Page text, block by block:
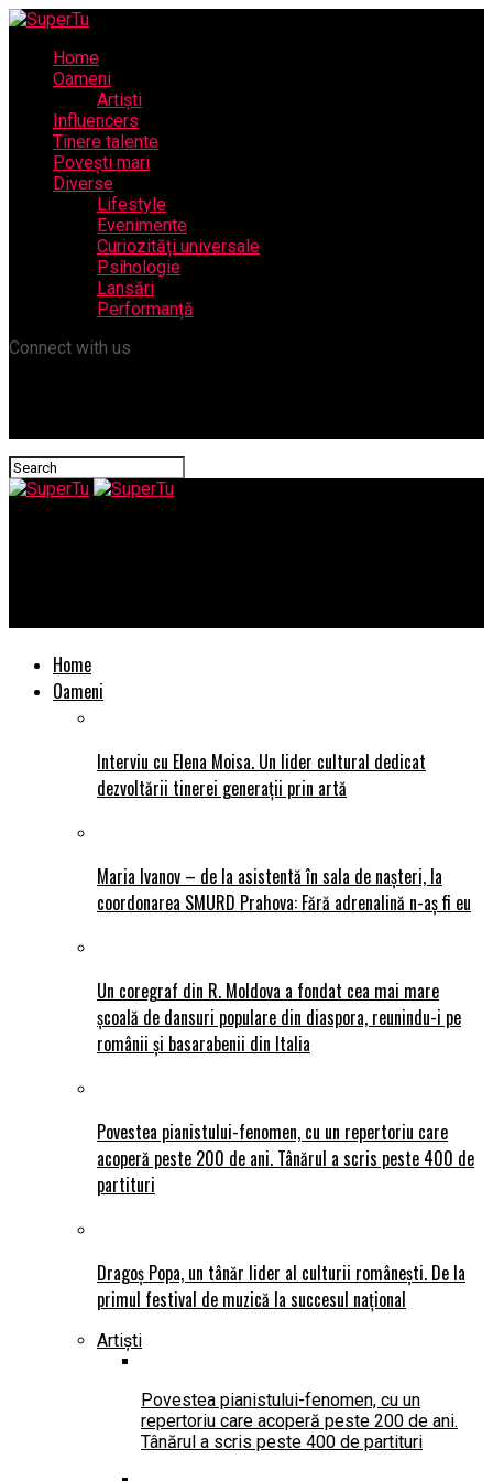
Home
Oameni
Artiști
Influencers
Tinere talente
Povești mari
Diverse
Lifestyle
Evenimente
Curiozități universale
Psihologie
Lansări
Performanță
Connect with us
Home
Oameni
Interviu cu Elena Moisa. Un lider cultural dedicat
dezvoltării tinerei generații prin artă
Maria Ivanov – de la asistentă în sala de nașteri, la
coordonarea SMURD Prahova: Fără adrenalină n-aș fi eu
Un coregraf din R. Moldova a fondat cea mai mare
școală de dansuri populare din diaspora, reunindu-i pe
românii și basarabenii din Italia
Povestea pianistului-fenomen, cu un repertoriu care
acoperă peste 200 de ani. Tânărul a scris peste 400 de
partituri
Dragoș Popa, un tânăr lider al culturii românești. De la
primul festival de muzică la succesul național
Artiști
Povestea pianistului-fenomen, cu un
repertoriu care acoperă peste 200 de ani.
Tânărul a scris peste 400 de partituri